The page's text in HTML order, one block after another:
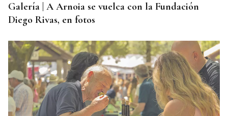
Galería | A Arnoia se vuelca con la Fundación
Diego Rivas, en fotos